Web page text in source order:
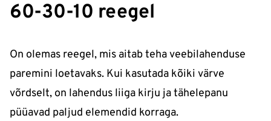
60-30-10 reegel
On olemas reegel, mis aitab teha veebilahenduse
paremini loetavaks. Kui kasutada kõiki värve
võrdselt, on lahendus liiga kirju ja tähelepanu
püüavad paljud elemendid korraga.